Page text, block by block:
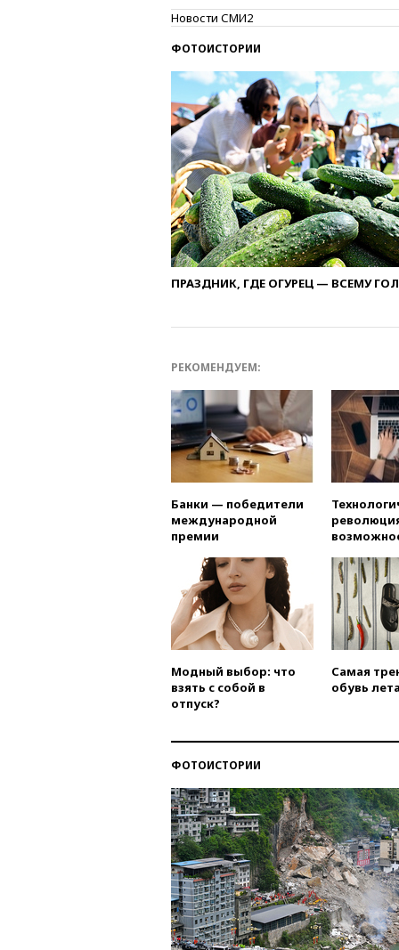
Новости СМИ2
ФОТОИСТОРИИ
ПРАЗДНИК, ГДЕ ОГУРЕЦ — ВСЕМУ
РЕКОМЕНДУЕМ:
Банки — победители
международной
премии
Модный выбор: что
взять с собой в
отпуск?
Самая
обувь
ФОТОИСТОРИИ